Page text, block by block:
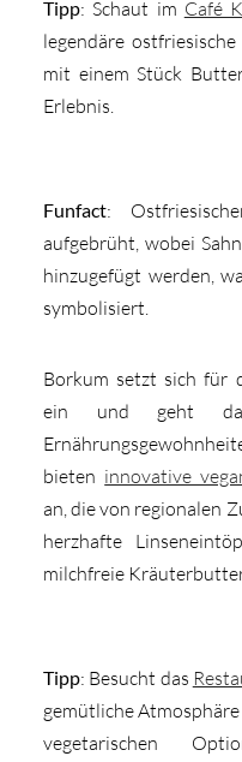
Tipp: Schaut im Café
legendäre
mit einem Stück
Erlebnis.
Funfact:
aufgebrüht, wobei
hinzugefügt werden,
symbolisiert.
Borkum setzt sich für
ein und geht
bieten innovative
an, die von regionalen
herzhafte
milchfreie
Tipp: Besucht das
gemütliche
vegetarischen